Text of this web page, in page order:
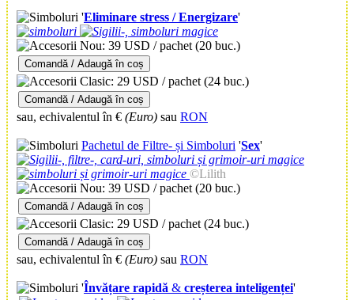
'Eliminare stress / Energizare'
Nou: 39 USD / pachet (20 buc.)
Comandă / Adaugă în coș
Clasic: 29 USD / pachet (24 buc.)
Comandă / Adaugă în coș
sau, echivalentul în € (Euro) sau RON
Pachetul de Filtre- și Simboluri 'Sex'
©Lilith
Nou: 39 USD / pachet (20 buc.)
Comandă / Adaugă în coș
Clasic: 29 USD / pachet (24 buc.)
Comandă / Adaugă în coș
sau, echivalentul în € (Euro) sau RON
'Învățare rapidă & creșterea inteligenței'